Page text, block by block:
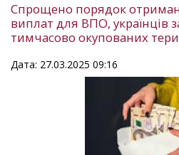
Спрощено порядок
виплат для ВПО, українців
тимчасово окупованих
Дата: 27.03.2025 09:16